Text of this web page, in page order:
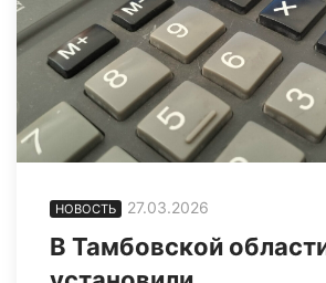
НОВОСТЬ 27.03.2026
В Тамбовской